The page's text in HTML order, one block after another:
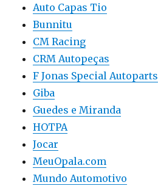
Auto Capas Tio
Bunnitu
CM Racing
CRM Autopeças
F Jonas Special Autoparts
Giba
Guedes e Miranda
HOTPA
Jocar
MeuOpala.com
Mundo Automotivo